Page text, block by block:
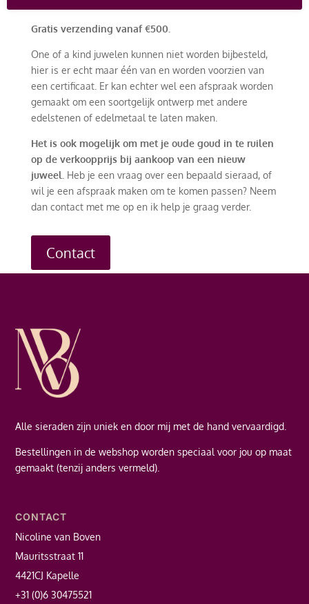
Gratis verzending vanaf €500.
One of a kind juwelen kunnen niet worden bijbesteld,
hier is er echt maar één van en worden voorzien van
een certificaat. Er kan echter wel een afspraak worden
gemaakt om een soortgelijk ontwerp met andere
edelstenen of edelmetaal te laten maken.
Het is ook mogelijk om met je oude goud in te ruilen
op de verkoopprijs bij aankoop van een nieuw
juweel. Heb je een vraag over een bepaald sieraad, of
wil je een afspraak maken om te komen passen? Neem
dan contact met me op en ik help je graag verder.
Contact
Alle sieraden zijn uniek en door mij met de hand vervaardigd.
Bestellingen in de webshop worden speciaal voor jou op maat
gemaakt (tenzij anders vermeld).
CONTACT
Nicoline van Boven
Mauritsstraat 11
4421CJ Kapelle
+31 (0)6 30475521